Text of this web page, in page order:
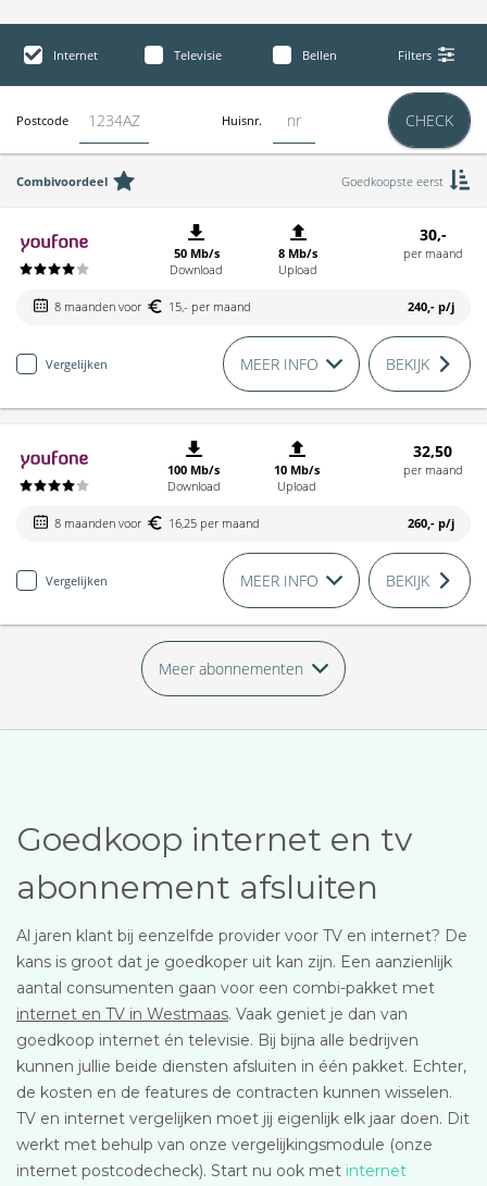
Internet Televisie Bellen Filters
Postcode Huisnr. CHECK
Combivoordeel Goedkoopste eerst
50 Mb/s
Download
8 Mb/s
Upload
30,-
per maand
8 maanden voor 15,- per maand 240,- p/j
Vergelijken MEER INFO BEKIJK
100 Mb/s
Download
10 Mb/s
Upload
32,50
per maand
8 maanden voor 16,25 per maand 260,- p/j
Vergelijken MEER INFO BEKIJK
Meer abonnementen
Goedkoop internet en tv
abonnement afsluiten
Al jaren klant bij eenzelfde provider voor TV en internet? De
kans is groot dat je goedkoper uit kan zijn. Een aanzienlijk
aantal consumenten gaan voor een combi-pakket met
internet en TV in Westmaas. Vaak geniet je dan van
goedkoop internet én televisie. Bij bijna alle bedrijven
kunnen jullie beide diensten afsluiten in één pakket. Echter,
de kosten en de features de contracten kunnen wisselen.
TV en internet vergelijken moet jij eigenlijk elk jaar doen. Dit
werkt met behulp van onze vergelijkingsmodule (onze
internet postcodecheck). Start nu ook met internet